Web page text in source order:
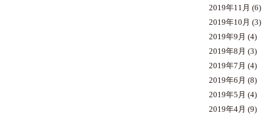
2019年11月 (6)
2019年10月 (3)
2019年9月 (4)
2019年8月 (3)
2019年7月 (4)
2019年6月 (8)
2019年5月 (4)
2019年4月 (9)